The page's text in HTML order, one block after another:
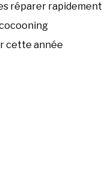
réparer rapidement
cette année